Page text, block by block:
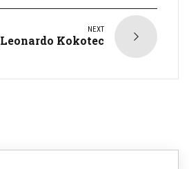
NEXT
Leonardo Kokotec